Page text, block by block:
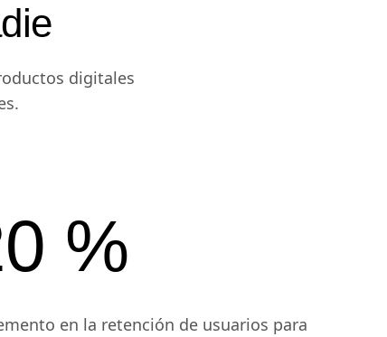
digitales
%
en la retención de usuarios para